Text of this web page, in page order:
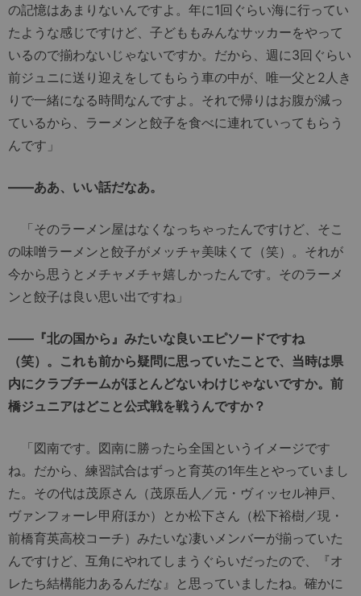
の記憶はあまりないんですよ。年に1回ぐらい海に行ってい
たような感じですけど、子どももみんなサッカーをやって
いるので揃わないじゃないですか。だから、週に3回ぐらい
前ジュニに送り迎えをしてもらう車の中が、唯一父と2人き
りで一緒になる時間なんですよ。それで帰りはお腹が減っ
ているから、ラーメンと餃子を食べに連れていってもらう
んです」
――ああ、いい話だなあ。
「そのラーメン屋はなくなっちゃったんですけど、そこ
の味噌ラーメンと餃子がメッチャ美味くて（笑）。それが
今から思うとメチャメチャ嬉しかったんです。そのラーメ
ンと餃子は良い思い出ですね」
――『北の国から』みたいな良いエピソードですね
（笑）。これも前から疑問に思っていたことで、当時は県
内にクラブチームがほとんどないわけじゃないですか。前
橋ジュニアはどこと公式戦を戦うんですか？
「図南です。図南に勝ったら全国というイメージです
ね。だから、練習試合はずっと育英の1年生とやっていまし
た。その代は茂原さん（茂原岳人／元・ヴィッセル神戸、
ヴァンフォーレ甲府ほか）とか松下さん（松下裕樹／現・
前橋育英高校コーチ）みたいな凄いメンバーが揃っていた
んですけど、互角にやれてしまうぐらいだったので、『オ
レたち結構能力あるんだな』と思っていましたね。確かに